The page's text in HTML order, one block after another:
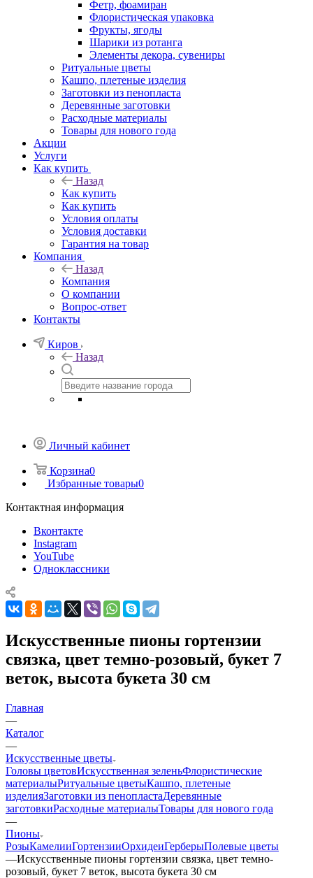
Фетр, фоамиран
Флористическая упаковка
Фрукты, ягоды
Шарики из ротанга
Элементы декора, сувениры
Ритуальные цветы
Кашпо, плетеные изделия
Заготовки из пенопласта
Деревянные заготовки
Расходные материалы
Товары для нового года
Акции
Услуги
Как купить
Назад
Как купить
Как купить
Условия оплаты
Условия доставки
Гарантия на товар
Компания
Назад
Компания
О компании
Вопрос-ответ
Контакты
Киров
Назад
Личный кабинет
Корзина0
Избранные товары0
Контактная информация
Вконтакте
Instagram
YouTube
Одноклассники
Искусственные пионы гортензии
связка, цвет темно-розовый, букет 7
веток, высота букета 30 см
Главная
—
Каталог
—
Искусственные цветы
Головы цветовИскусственная зеленьФлористические
материалыРитуальные цветыКашпо, плетеные
изделияЗаготовки из пенопластаДеревянные
заготовкиРасходные материалыТовары для нового года
—
Пионы
РозыКамелииГортензииОрхидеиГерберыПолевые цветы
—Искусственные пионы гортензии связка, цвет темно-
розовый, букет 7 веток, высота букета 30 см